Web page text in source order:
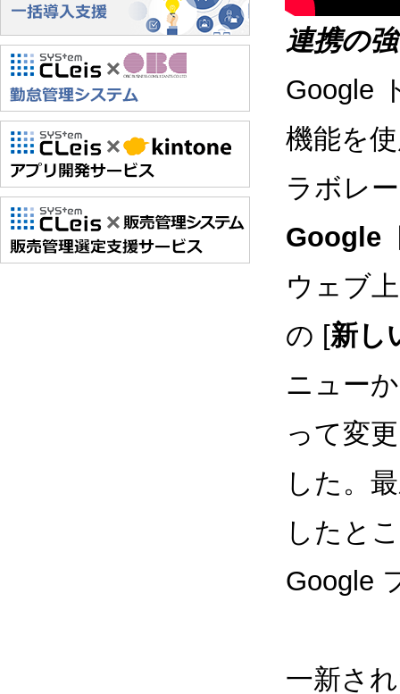
連携の
Google
機能を
ラボレ
Google
ウェブ
の [新し
ニュー
って変
した。
したと
Google
一新さ